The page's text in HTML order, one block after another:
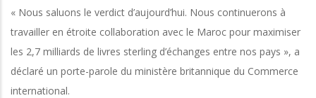
« Nous saluons le verdict d’aujourd’hui. Nous continuerons à
travailler en étroite collaboration avec le Maroc pour maximiser
les 2,7 milliards de livres sterling d’échanges entre nos pays », a
déclaré un porte-parole du ministère britannique du Commerce
international.